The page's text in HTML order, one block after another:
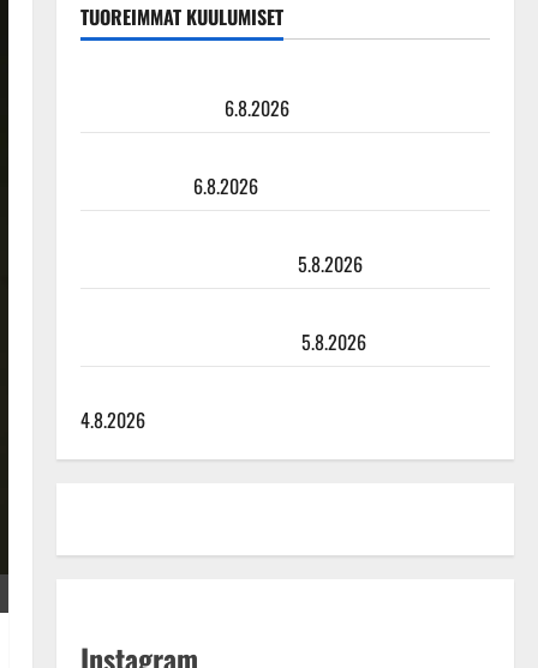
TUOREIMMAT KUULUMISET
6.8.2026
6.8.2026
5.8.2026
5.8.2026
4.8.2026
Instagram